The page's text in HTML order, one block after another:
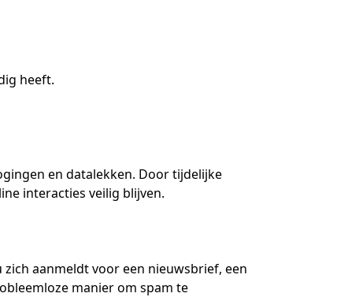
heeft.
en datalekken. Door tijdelijke
interacties veilig blijven.
aanmeldt voor een nieuwsbrief, een
manier om spam te